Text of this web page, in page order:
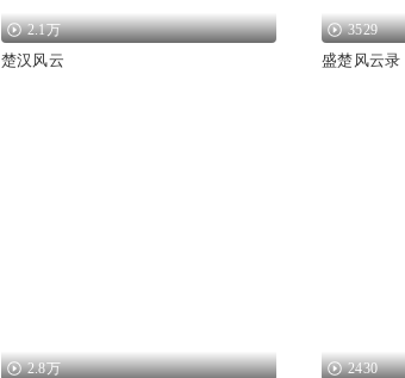
2.1万
楚汉风云
3529
盛楚风云录
2.8万 2430